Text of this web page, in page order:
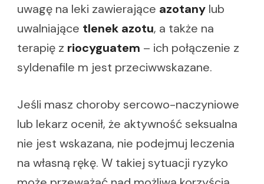
uwagę na leki zawierające azotany lub
uwalniające tlenek azotu, a także na
terapię z riocyguatem – ich połączenie z
syldenafile m jest przeciwwskazane.
Jeśli masz choroby sercowo-naczyniowe
lub lekarz ocenił, że aktywność seksualna
nie jest wskazana, nie podejmuj leczenia
na własną rękę. W takiej sytuacji ryzyko